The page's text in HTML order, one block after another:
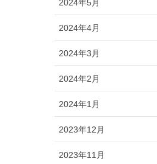
2024年5月
2024年4月
2024年3月
2024年2月
2024年1月
2023年12月
2023年11月